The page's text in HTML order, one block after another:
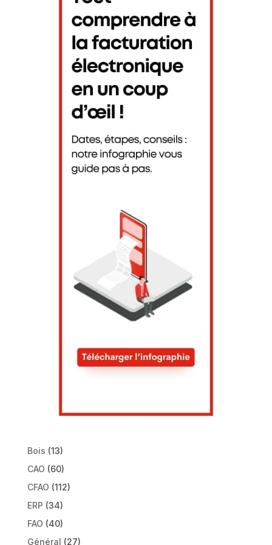
Bois (13)
CAO (60)
CFAO (112)
ERP (34)
FAO (40)
Général (27)